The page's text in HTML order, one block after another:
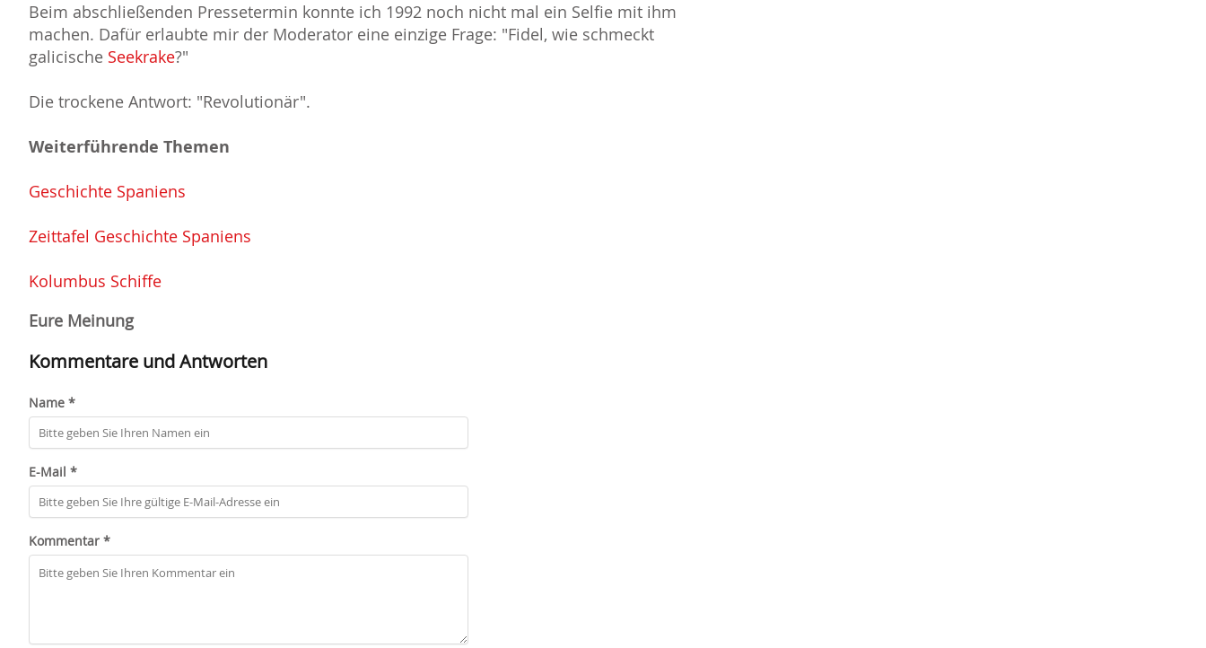
Beim abschließenden Pressetermin konnte ich 1992 noch nicht mal ein Selfie mit ihm
machen. Dafür erlaubte mir der Moderator eine einzige Frage: "Fidel, wie schmeckt
galicische Seekrake?"
Die trockene Antwort: "Revolutionär".
Weiterführende Themen
Geschichte Spaniens
Zeittafel Geschichte Spaniens
Kolumbus Schiffe
Eure Meinung
Kommentare und Antworten
Name *
E-Mail *
Kommentar *